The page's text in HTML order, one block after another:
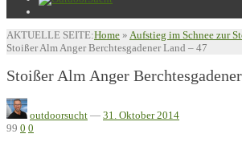
AKTUELLE SEITE:Home » Aufstieg im Schnee zur
Stoißer Alm Anger Berchtesgadener Land – 47
Stoißer Alm Anger
outdoorsucht — 31. Oktober 2014
99 0 0